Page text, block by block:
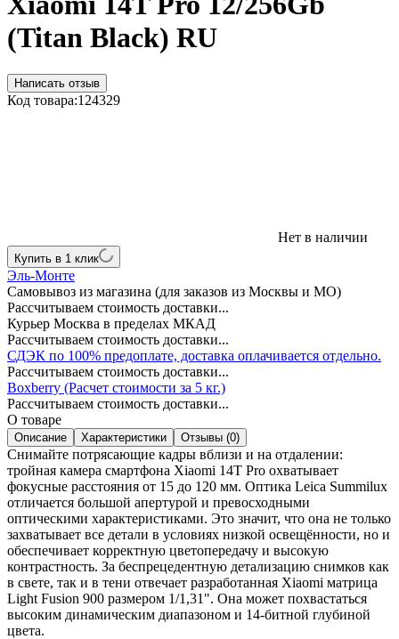
(Titan Black) RU
Написать отзыв
Код товара:124329
Нет в наличии
Купить в 1 клик
Эль-Монте
Самовывоз из магазина (для заказов из Москвы и МО)
Рассчитываем стоимость доставки...
Курьер Москва в пределах МКАД
Рассчитываем стоимость доставки...
СДЭК по 100% предоплате, доставка оплачивается отдельно.
Рассчитываем стоимость доставки...
Boxberry (Расчет стоимости за 5 кг.)
Рассчитываем стоимость доставки...
О товаре
Описание Характеристики Отзывы (0)
Снимайте потрясающие кадры вблизи и на отдалении:
тройная камера смартфона Xiaomi 14T Pro охватывает
фокусные расстояния от 15 до 120 мм. Оптика Leica Summilux
отличается большой апертурой и превосходными
оптическими характеристиками. Это значит, что она не только
захватывает все детали в условиях низкой освещённости, но и
обеспечивает корректную цветопередачу и высокую
контрастность. За беспрецедентную детализацию снимков как
в свете, так и в тени отвечает разработанная Xiaomi матрица
Light Fusion 900 размером 1/1,31". Она может похвастаться
высоким динамическим диапазоном и 14-битной глубиной
цвета.